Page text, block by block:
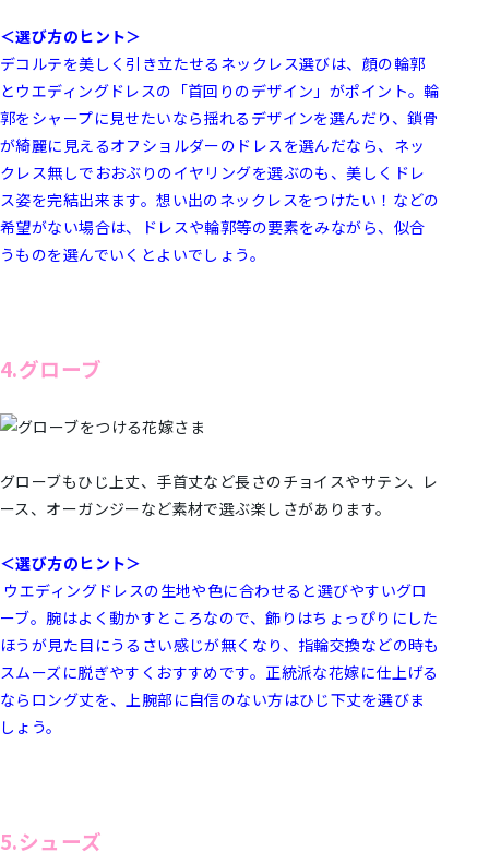
＜選び方のヒント＞
デコルテを美しく引き立たせるネックレス選びは、顔の輪郭
とウエディングドレスの「首回りのデザイン」がポイント。輪
郭をシャープに見せたいなら揺れるデザインを選んだり、 鎖骨
が綺麗に見えるオフショルダーのドレスを選んだなら、ネッ
クレス無しでおおぶりのイヤリングを選ぶのも、美しくドレ
ス姿を完結出来ます。想い出のネックレスをつけたい！などの
希望がない場合は、ドレスや輪郭等の要素をみながら、似合
うものを選んでいくとよいでしょう。
4.グローブ
グローブもひじ上丈、手首丈など長さのチョイスやサテン、レ
ース、オーガンジーなど素材で選ぶ楽しさがあります。
＜選び方のヒント＞
ウエディングドレスの生地や色に合わせると選びやすいグロ
ーブ。腕はよく動かすところなので、飾りはちょっぴりにした
ほうが見た目にうるさい感じが無くなり、指輪交換などの時も
スムーズに脱ぎやすくおすすめです。正統派な花嫁に仕上げる
ならロング丈を、上腕部に自信のない方はひじ下丈を選びま
しょう。
5.シューズ